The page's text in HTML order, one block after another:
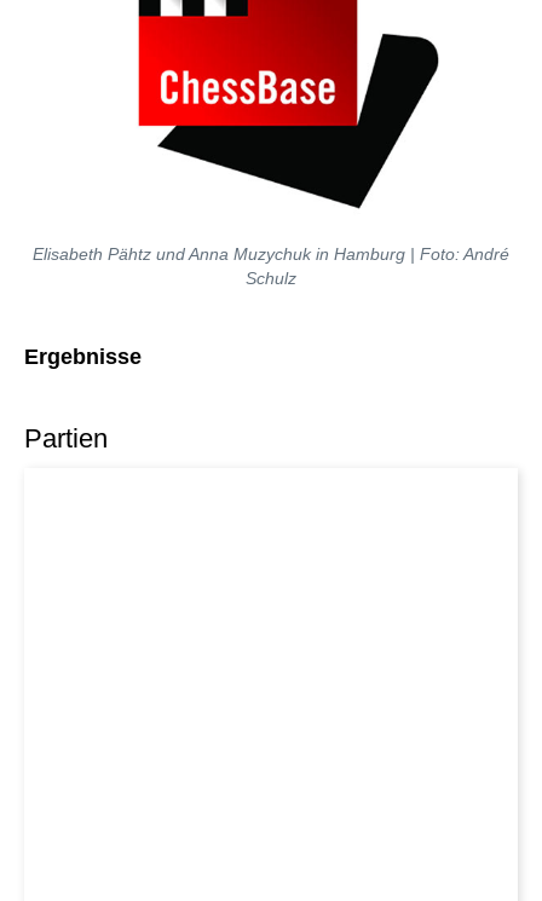
Elisabeth Pähtz und Anna Muzychuk in Hamburg | Foto: André
Schulz
Ergebnisse
Partien